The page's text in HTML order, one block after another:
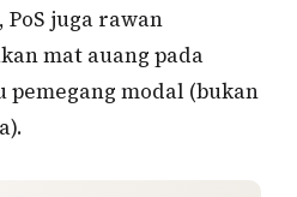
juga rawan
mat auang pada
modal (bukan